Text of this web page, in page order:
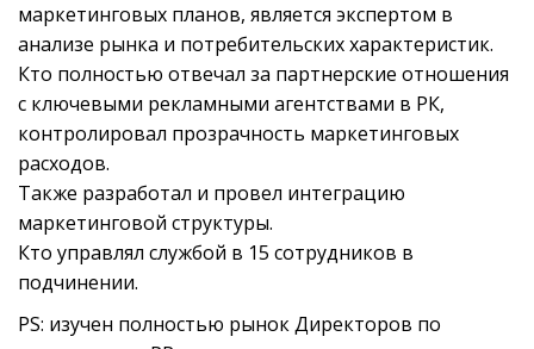
маркетинговых планов, является экспертом в
анализе рынка и потребительских характеристик.
Кто полностью отвечал за партнерские отношения
с ключевыми рекламными агентствами в РК,
контролировал прозрачность маркетинговых
расходов.
Также разработал и провел интеграцию
маркетинговой структуры.
Кто управлял службой в 15 сотрудников в
подчинении.
PS: изучен полностью рынок Директоров по